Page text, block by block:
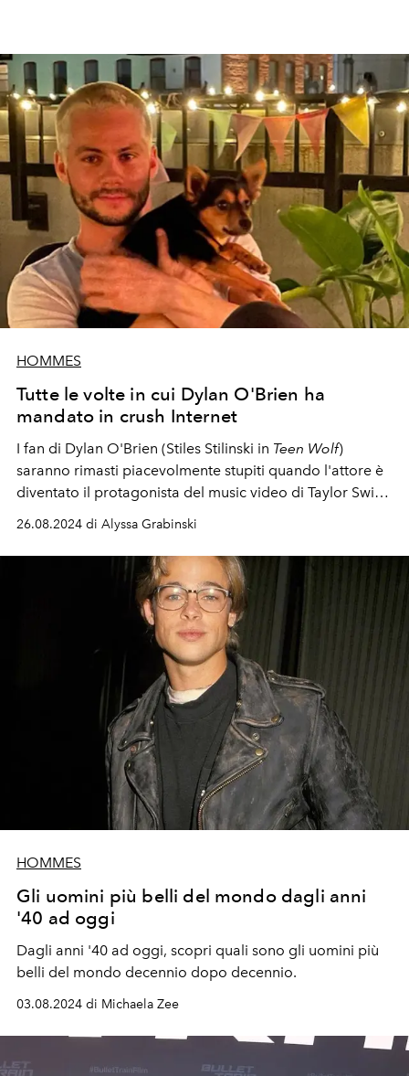
HOMMES
Tutte le volte in cui Dylan O'Brien ha
mandato in crush Internet
I fan di Dylan O'Brien (Stiles Stilinski in Teen Wolf)
saranno rimasti piacevolmente stupiti quando l'attore è
diventato il protagonista del music video di Taylor Swift
capelli di biondo platino. Scopri tutte le volte in cui
Dylan O'Brien ha lasciato Internet senza parole
26.08.2024 di Alyssa Grabinski
HOMMES
Gli uomini più belli del mondo dagli anni
'40 ad oggi
Dagli anni '40 ad oggi, scopri quali sono gli uomini più
belli del mondo decennio dopo decennio.
03.08.2024 di Michaela Zee